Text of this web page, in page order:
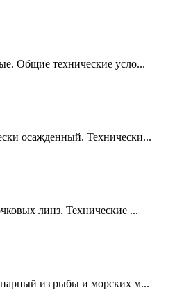
Общие технические усло...
осажденный. Технически...
линз. Технические ...
из рыбы и морских м...